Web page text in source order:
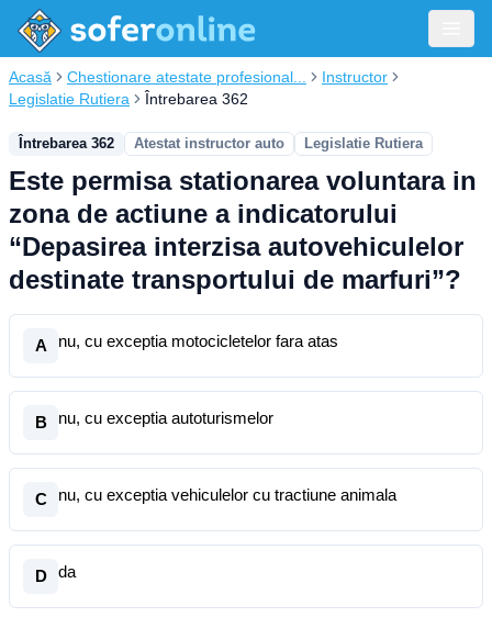
Acasă Chestionare atestate profesional...
Instructor
Legislatie Rutiera
Întrebarea 362
Întrebarea 362 Atestat instructor auto Legislatie Rutiera
Este permisa stationarea voluntara in
zona de actiune a indicatorului
“Depasirea interzisa autovehiculelor
destinate transportului de marfuri”?
A nu, cu exceptia motocicletelor fara atas
B nu, cu exceptia autoturismelor
C nu, cu exceptia vehiculelor cu tractiune animala
D da